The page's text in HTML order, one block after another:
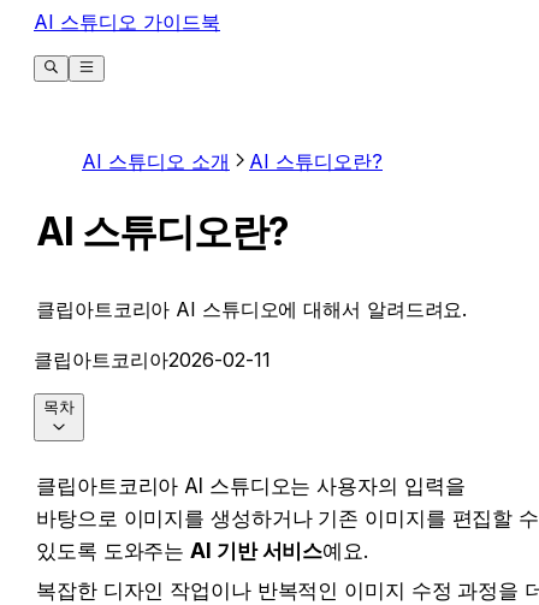
AI 스튜디오 가이드북
AI 스튜디오 소개 AI 스튜디오란?
AI 스튜디오란?
클립아트코리아 AI 스튜디오에 대해서 알려드려요.
클립아트코리아2026-02-11
클립아트코리아 AI 스튜디오는 사용자의 입력을
바탕으로 이미지를 생성하거나 기존 이미지를 편집할 수
있도록 도와주는 AI 기반 서비스예요.
복잡한 디자인 작업이나 반복적인 이미지 수정 과정을
목차